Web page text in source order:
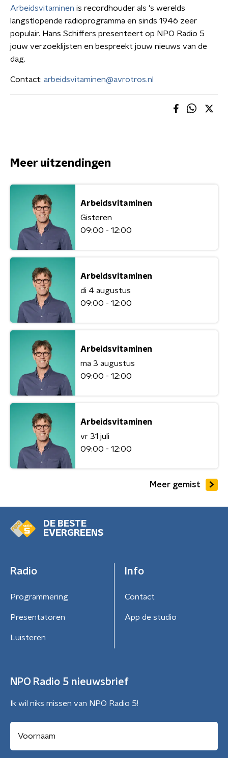
Arbeidsvitaminen is recordhouder als 's werelds
langstlopende radioprogramma en sinds 1946 zeer
populair. Hans Schiffers presenteert op NPO Radio 5
jouw verzoeklijsten en bespreekt jouw nieuws van de
dag.
Contact: arbeidsvitaminen@avrotros.nl
Meer uitzendingen
Arbeidsvitaminen
Gisteren
09:00 - 12:00
Arbeidsvitaminen
di 4 augustus
09:00 - 12:00
Arbeidsvitaminen
ma 3 augustus
09:00 - 12:00
Arbeidsvitaminen
vr 31 juli
09:00 - 12:00
Meer gemist
DE BESTE
EVERGREENS
Radio
Programmering
Presentatoren
Luisteren
Info
Contact
App de studio
NPO Radio 5 nieuwsbrief
Ik wil niks missen van NPO Radio 5!